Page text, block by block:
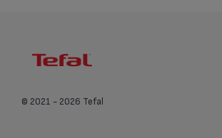
© 2021 - 2026 Tefal